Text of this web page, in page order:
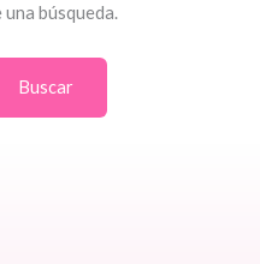
búsqueda.